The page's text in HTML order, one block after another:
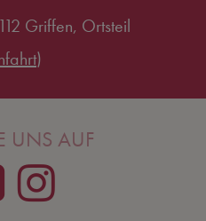
Griffen, Ortsteil
)
UNS AUF